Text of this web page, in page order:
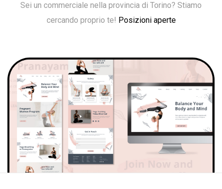
Sei un commerciale nella provincia di Torino? Stiamo
cercando proprio te! Posizioni aperte